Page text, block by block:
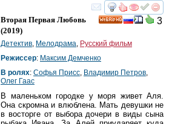
смотреть
3
Вторая Первая Любовь
(2019)
Детектив Мелодрама Русский фильм
Режиссер: Максим Демченко
В ролях: Софья Присс Владимир Петров
Олег Гаас
В маленьком городке у моря живет Аля.
Она скромна и влюблена. Мать девушки не
в восторге от выбора дочери в виды сына